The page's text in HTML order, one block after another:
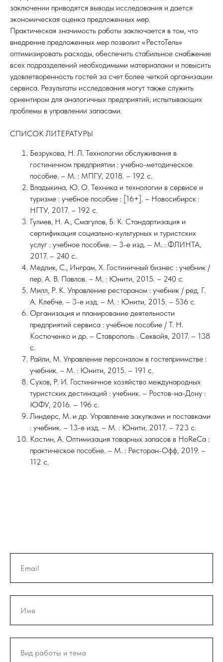
заключении приводятся выводы исследования и дается
экономическая оценка предложенных мер.
Практическая значимость работы заключается в том, что
внедрение предложенных мер позволит «РестоТель»
оптимизировать расходы, обеспечить стабильное снабжение
всех подразделений необходимыми материалами и повысить
удовлетворенность гостей за счет более четкой организации
сервиса. Результаты исследования могут также служить
ориентиром для аналогичных предприятий, испытывающих
проблемы в управлении запасами.
СПИСОК ЛИТЕРАТУРЫ
Безрукова, Н. Л. Технологии обслуживания в
гостиничном предприятии : учебно-методическое
пособие. – М. : МПГУ, 2018. – 192 с.
Владыкина, Ю. О. Техника и технологии в сервисе и
туризме : учебное пособие : [16+]. – Новосибирск :
НГТУ, 2017. – 192 с.
Гулиев, Н. А., Смагулов, Б. К. Стандартизация и
сертификация социально-культурных и туристских
услуг : учебное пособие. – 3-е изд. – М. : ФЛИНТА,
2017. – 240 с.
Медлик, С., Инграм, Х. Гостиничный бизнес : учебник /
пер. А. В. Павлов. – М. : Юнити, 2015. – 240 с.
Милл, Р. К. Управление рестораном : учебник / ред. Г.
А. Клебче. – 3-е изд. – М. : Юнити, 2015. – 536 с.
Организация и планирование деятельности
предприятий сервиса : учебное пособие / Т. Н.
Костюченко и др. – Ставрополь : Секвойя, 2017. – 138
с.
Райли, М. Управление персоналом в гостеприимстве :
учебник. – М. : Юнити, 2015. – 191 с.
Сухов, Р. И. Гостиничное хозяйство международных
туристских дестинаций : учебник. – Ростов-на-Дону :
ЮФУ, 2016. – 196 с.
Линдерс, М. и др. Управление закупками и поставками
: учебник. – 13-е изд. – М. : Юнити, 2017. – 723 с.
Костин, А. Оптимизация товарных запасов в HoReCa :
практическое пособие. – М. : Ресторан-Офф, 2019. –
112 с.